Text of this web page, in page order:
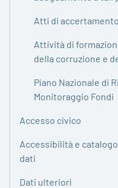
Atti di
Attività di
della corruzione e
Piano Nazionale di
Monitoraggio Fondi
Accesso civico
Accessibilità e
dati
Dati ulteriori